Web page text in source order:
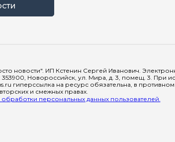
новости". ИП Кстенин Сергей Иванович.
353900, Новороссийск, ул. Мира, д. 3, помещ. 3. При
гиперссылка на ресурс обязательна, в
и смежных правах.
персональных данных пользователей.